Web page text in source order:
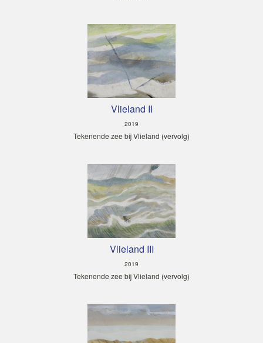
Vlieland II
2019
Tekenende zee bij Vlieland (vervolg)
Vlieland III
2019
Tekenende zee bij Vlieland (vervolg)